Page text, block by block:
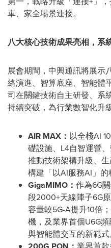
車、家全場景連接。
八大核心技術成果亮相，系
展會期間，中興通訊將展示
絡演進、智算底座、智能體
司在關鍵技術自主研發、系
持續突破，為行業數智化升
AIR MAX： 以全棧AI
礎設施、L4自智運營
推動技術架構升級、
構建「以AI服務AI」的
GigaMIMO： 作為6G
段2000+天線陣子6G
容量較5G-A提升10倍
機，及業界首個U6G
與智能體交互的新範式